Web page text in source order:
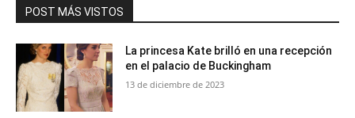
POST MÁS VISTOS
La princesa Kate brilló en una recepción
en el palacio de Buckingham
13 de diciembre de 2023